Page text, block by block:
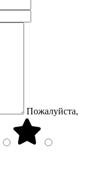
Пожалуйста,